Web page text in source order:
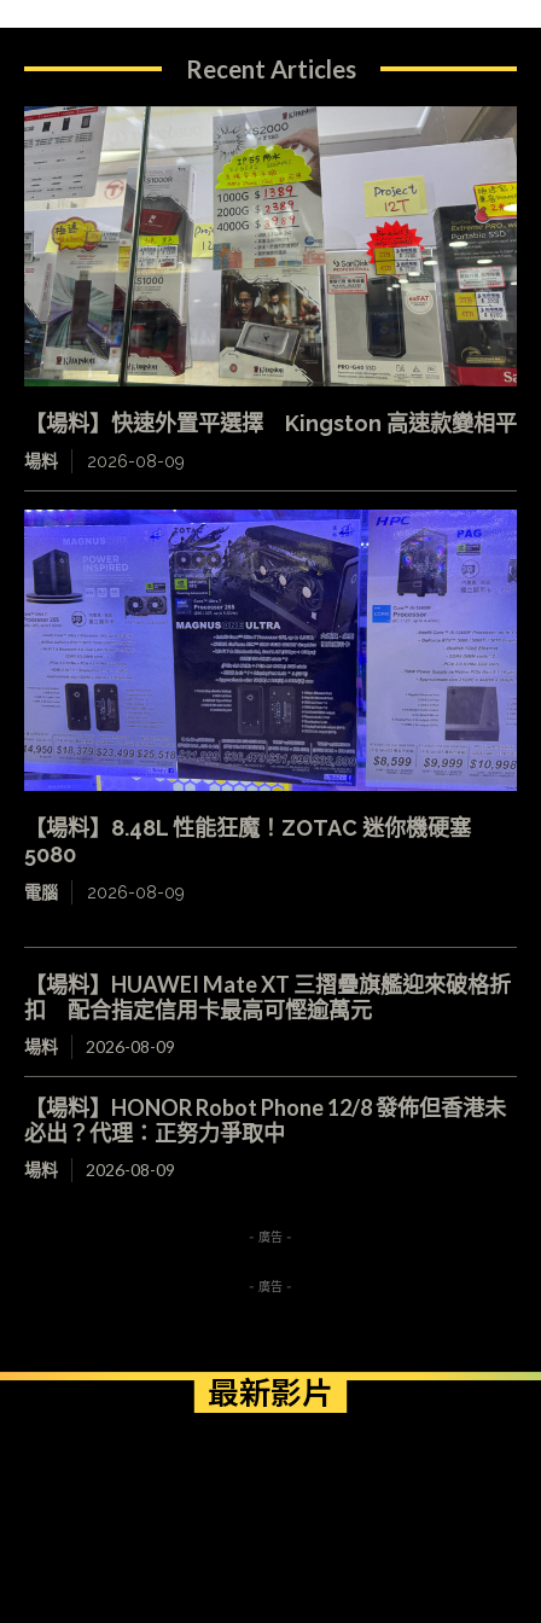
Recent Articles
【場料】快速外置平選擇 Kingston 高速款變相平
場料 2026-08-09
【場料】8.48L 性能狂魔！ZOTAC 迷你機硬塞
5080
電腦 2026-08-09
【場料】HUAWEI Mate XT 三摺疊旗艦迎來破格折
扣 配合指定信用卡最高可慳逾萬元
場料 2026-08-09
【場料】HONOR Robot Phone 12/8 發佈但香港未
必出？代理：正努力爭取中
場料 2026-08-09
- 廣告 -
- 廣告 -
最新影片